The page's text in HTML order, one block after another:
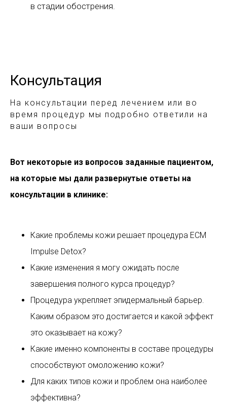
в стадии обострения.
Консультация
На консультации перед лечением или во
время процедур мы подробно ответили на
ваши вопросы
Вот некоторые из вопросов заданные пациентом,
на которые мы дали развернутые ответы на
консультации в клинике:
Какие проблемы кожи решает процедура ECM
Impulse Detox?
Какие изменения я могу ожидать после
завершения полного курса процедур?
Процедура укрепляет эпидермальный барьер.
Каким образом это достигается и какой эффект
это оказывает на кожу?
Какие именно компоненты в составе процедуры
способствуют омоложению кожи?
Для каких типов кожи и проблем она наиболее
эффективна?